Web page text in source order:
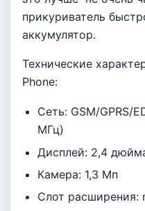
прикуриватель
аккумулятор.
Технические
Phone:
Сеть: GSM/GPRS/
МГц)
Дисплей: 2,4
Камера: 1,3 Мп
Слот расширения: